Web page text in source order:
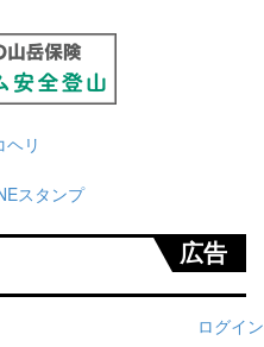
広告
ログイン